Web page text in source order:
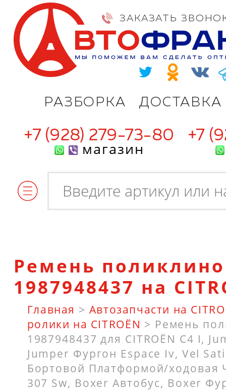
РАЗБОРКА ДОСТАВКА
ЗАКАЗАТЬ
+7 (928) 279-73-80
магазин
+7
Ремень
1987948437 на
Главная > Автозапчасти на
ролики на CITROËN > Ремень
1987948437 для CITROËN C4 I,
Jumper Фургон Espace Iv, Vel
Бортовой Платформой/ходовая
307 Sw, Boxer Автобус, Boxer